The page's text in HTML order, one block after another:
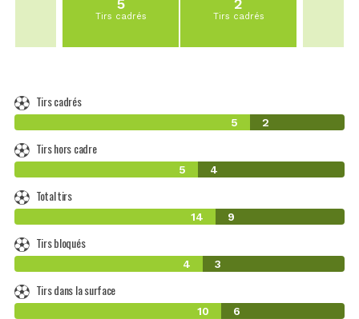
5
Tirs cadrés
2
Tirs cadrés
Tirs cadrés
5 2
Tirs hors cadre
5 4
Total tirs
14 9
Tirs bloqués
4 3
Tirs dans la surface
10 6